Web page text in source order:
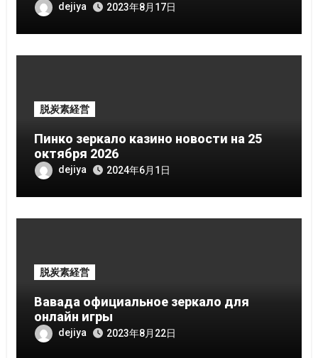
dejiya 2023年8月17日
脱炭素経営
Пинко зеркало казино новости на 25
октября 2026
dejiya 2024年6月1日
脱炭素経営
Вавада официальное зеркало для
онлайн игры
dejiya 2023年8月22日